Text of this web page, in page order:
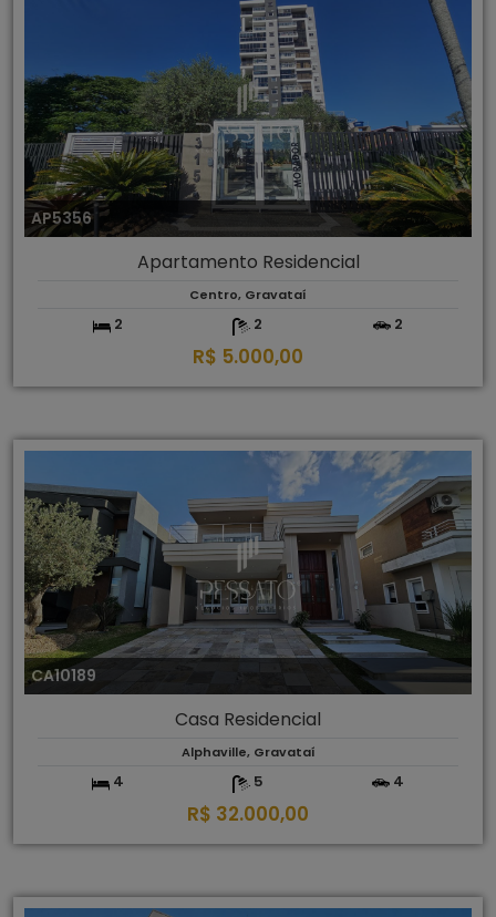
AP5356
Apartamento Residencial
Centro, Gravataí
2 2 2
R$ 5.000,00
CA10189
Casa Residencial
Alphaville, Gravataí
4 5 4
R$ 32.000,00